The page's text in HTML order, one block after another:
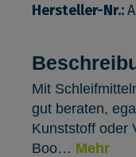
Hersteller-Nr.:
Mit
gut beraten,
Kunststoff oder
Boo… Mehr